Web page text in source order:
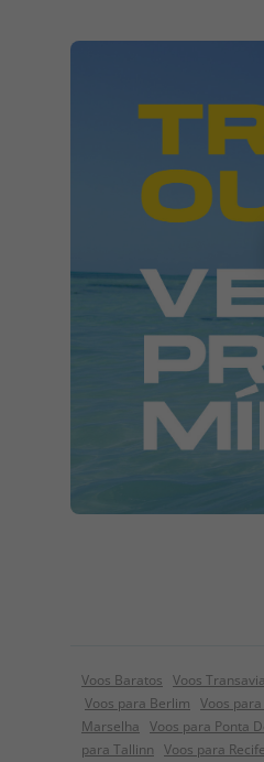
Voos Baratos Voos Transavia
Voos para Berlim Voos
Marselha Voos para Ponta
para Tallinn Voos para Recife